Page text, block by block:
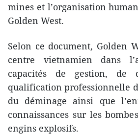
mines et l’organisation
Golden West.
Selon ce document, Golden
centre vietnamien dans
capacités de gestion, de
qualification professionnelle
du déminage ainsi que
connaissances sur les
engins explosifs.